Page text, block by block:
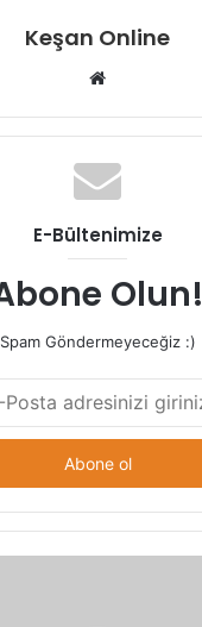
Keşan Online
Web
E-Bültenimize
Olun!
Spam Göndermeyeceğiz :)